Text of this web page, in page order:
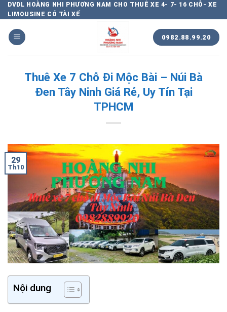
Chuyển
đến
nội
dung
DVDL HOÀNG NHI PHƯƠNG NAM CHO THUÊ XE 4- 7- 16 CHỖ- XE
LIMOUSINE CÓ TÀI XẾ
0982.88.99.20
Thuê Xe 7 Chỗ Đi Mộc Bài – Núi Bà
Đen Tây Ninh Giá Rẻ, Uy Tín Tại
TPHCM
29
Th10
Nội dung